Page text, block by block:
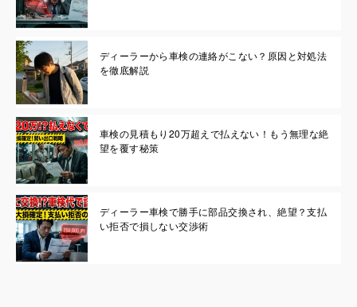
ディーラーから車検の連絡がこない？原因と対処法
を徹底解説
車検の見積もり20万超えで払えない！もう無理な絶
望を覆す秘策
ディーラー車検で勝手に部品交換され、絶望？支払
い拒否で損しない交渉術